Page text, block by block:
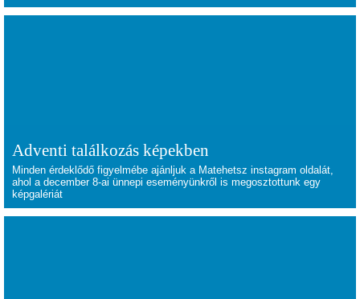
Adventi találkozás képekben
Minden érdeklődő figyelmébe ajánljuk a Matehetsz instagram oldalát,
ahol a december 8-ai ünnepi eseményünkről is megosztottunk egy
képgalériát